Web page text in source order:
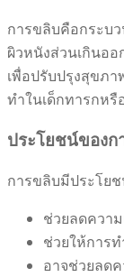
การขลิบคือกระบ
ผิวหนังส่วนเกินออ
เพื่อปรับปรุงสุขภ
ทำในเด็กทารกห
ประโยชน์ของก
การขลิบมีประโยช
ช่วยลดความ
ช่วยให้การ
อาจช่วยลด